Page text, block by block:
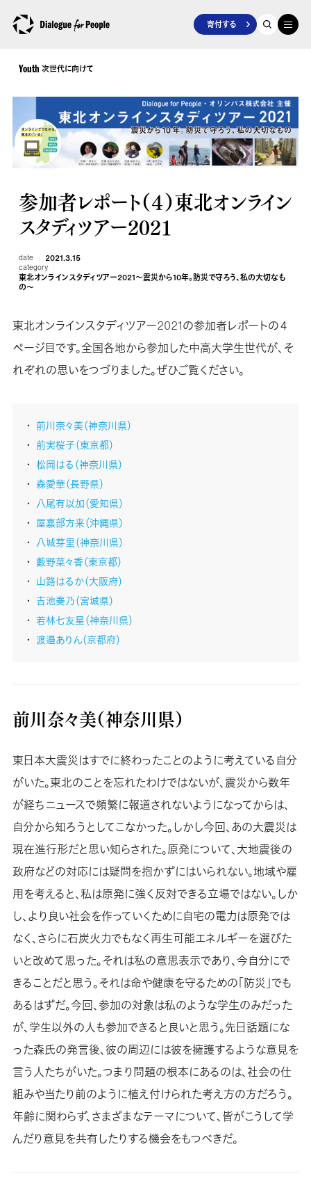
寄付する
Youth 次世代に向けて
参加者レポート（４）東北オンライン
スタディツアー2021
date 2021.3.15
category
東北オンラインスタディツアー2021～震災から10年。防災で守ろう、私の大切なも
の～
東北オンラインスタディツアー2021の参加者レポートの４
ページ目です。全国各地から参加した中高大学生世代が、そ
れぞれの思いをつづりました。ぜひご覧ください。
前川奈々美（神奈川県）
前実桜子（東京都）
松岡はる（神奈川県）
森愛華（長野県）
八尾有以加（愛知県）
屋嘉部方来（沖縄県）
八城芽里（神奈川県）
藪野菜々香（東京都）
山路はるか（大阪府）
吉池奏乃（宮城県）
若林七友星（神奈川県）
渡邉ありん（京都府）
前川奈々美（神奈川県）
東日本大震災はすでに終わったことのように考えている自分
がいた。東北のことを忘れたわけではないが、震災から数年
が経ちニュースで頻繁に報道されないようになってからは、
自分から知ろうとしてこなかった。しかし今回、あの大震災は
現在進行形だと思い知らされた。原発について、大地震後の
政府などの対応には疑問を抱かずにはいられない。地域や雇
用を考えると、私は原発に強く反対できる立場ではない。しか
し、より良い社会を作っていくために自宅の電力は原発では
なく、さらに石炭火力でもなく再生可能エネルギーを選びた
いと改めて思った。それは私の意思表示であり、今自分にで
きることだと思う。それは命や健康を守るための「防災」でも
あるはずだ。今回、参加の対象は私のような学生のみだった
が、学生以外の人も参加できると良いと思う。先日話題にな
った森氏の発言後、彼の周辺には彼を擁護するような意見を
言う人たちがいた。つまり問題の根本にあるのは、社会の仕
組みや当たり前のように植え付けられた考え方の方だろう。
年齢に関わらず、さまざまなテーマについて、皆がこうして学
んだり意見を共有したりする機会をもつべきだ。